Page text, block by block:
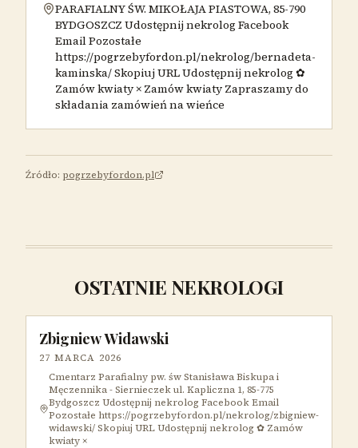
PARAFIALNY ŚW. MIKOŁAJA PIASTOWA, 85-790
BYDGOSZCZ Udostępnij nekrolog Facebook
Email Pozostałe
https://pogrzebyfordon.pl/nekrolog/bernadeta-
kaminska/ Skopiuj URL Udostępnij nekrolog ✿
Zamów kwiaty × Zamów kwiaty Zapraszamy do
składania zamówień na wieńce
Źródło: pogrzebyfordon.pl
OSTATNIE NEKROLOGI
Zbigniew Widawski
27 MARCA 2026
Cmentarz Parafialny pw. św Stanisława Biskupa i
Męczennika - Siernieczek ul. Kapliczna 1, 85-775
Bydgoszcz Udostępnij nekrolog Facebook Email
Pozostałe https://pogrzebyfordon.pl/nekrolog/zbigniew-
widawski/ Skopiuj URL Udostępnij nekrolog ✿ Zamów
kwiaty ×